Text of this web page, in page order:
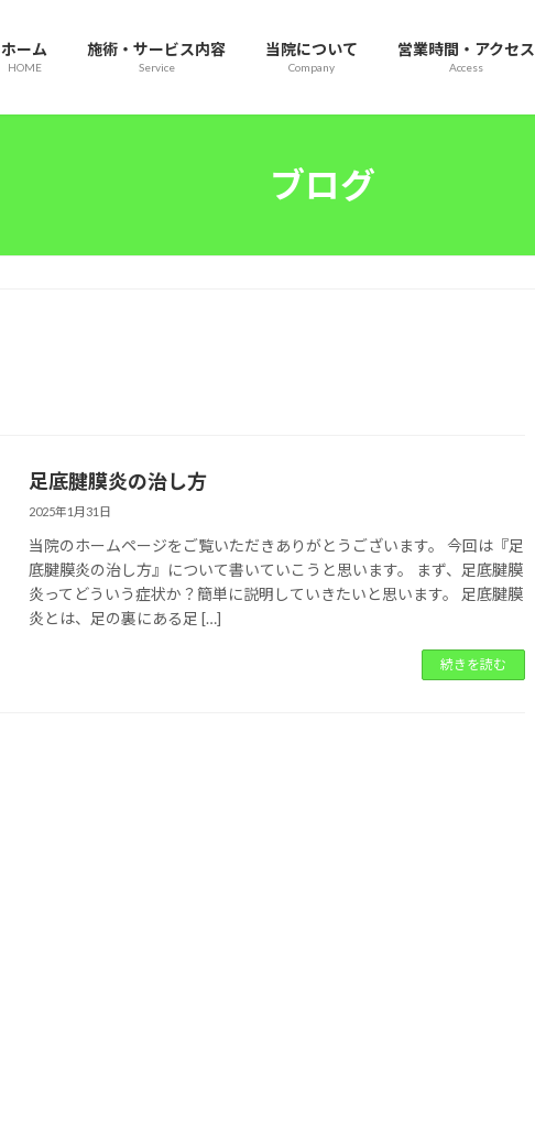
ホーム
HOME
施術・サービス内容
Service
当院について
Company
営業時間・アクセス
Access
ブログ
足底腱膜炎の治し方
2025年1月31日
当院のホームページをご覧いただきありがとうございます。 今回は『足
底腱膜炎の治し方』について書いていこうと思います。 まず、足底腱膜
炎ってどういう症状か？簡単に説明していきたいと思います。 足底腱膜
炎とは、足の裏にある足 […]
続きを読む